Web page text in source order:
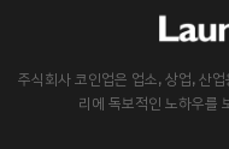
주식회사 코인업은 업소, 상업, 산
리에 독보적인 노하우를